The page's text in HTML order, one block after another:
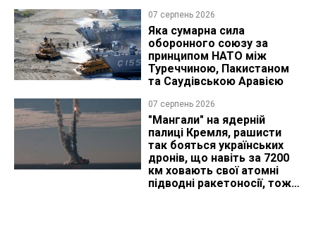
07 серпень 2026
Яка сумарна сила
оборонного союзу за
принципом НАТО між
Туреччиною, Пакистаном
та Саудівською Аравією
07 серпень 2026
"Мангали" на ядерній
палиці Кремля, рашисти
так бояться українських
дронів, що навіть за 7200
км ховають свої атомні
підводні ракетоносії, тож